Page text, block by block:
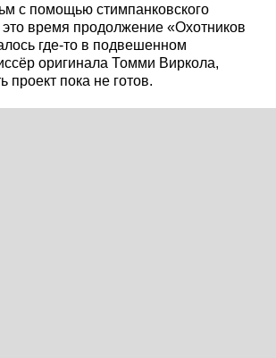
с помощью стимпанковского
время продолжение «Охотников
где-то в подвешенном
оригинала Томми Виркола,
проект пока не готов.